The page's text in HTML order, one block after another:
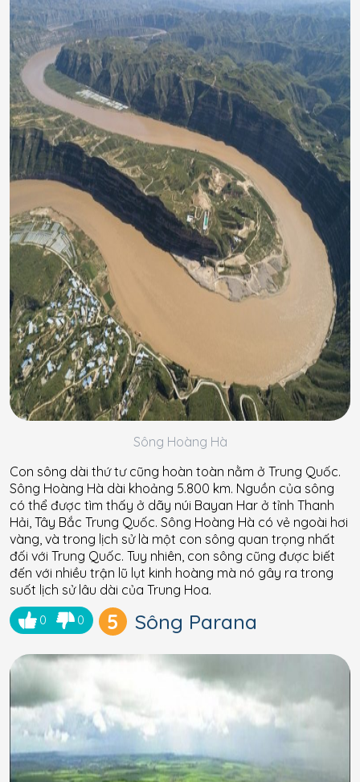
Sông Hoàng Hà
Con sông dài thứ tư cũng hoàn toàn nằm ở Trung Quốc.
Sông Hoàng Hà dài khoảng 5.800 km. Nguồn của sông
có thể được tìm thấy ở dãy núi Bayan Har ở tỉnh Thanh
Hải, Tây Bắc Trung Quốc. Sông Hoàng Hà có vẻ ngoài hơi
vàng, và trong lịch sử là một con sông quan trọng nhất
đối với Trung Quốc. Tuy nhiên, con sông cũng được biết
đến với nhiều trận lũ lụt kinh hoàng mà nó gây ra trong
suốt lịch sử lâu dài của Trung Hoa.
0 0 5 Sông Parana